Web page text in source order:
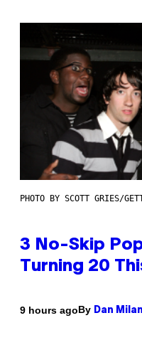
PHOTO BY SCOTT GRIES/
3 No-Skip
Turning 20
9 hours agoBy Dan